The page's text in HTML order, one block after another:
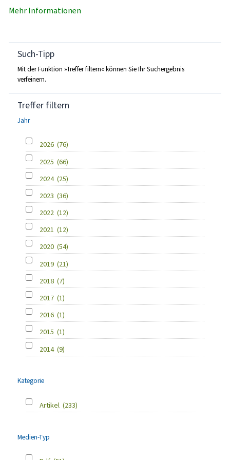
Mehr Informationen
Such-Tipp
Mit der Funktion »Treffer filtern« können Sie Ihr Suchergebnis
verfeinern.
Treffer filtern
Jahr
2026 (76)
2025 (66)
2024 (25)
2023 (36)
2022 (12)
2021 (12)
2020 (54)
2019 (21)
2018 (7)
2017 (1)
2016 (1)
2015 (1)
2014 (9)
Kategorie
Artikel (233)
Medien-Typ